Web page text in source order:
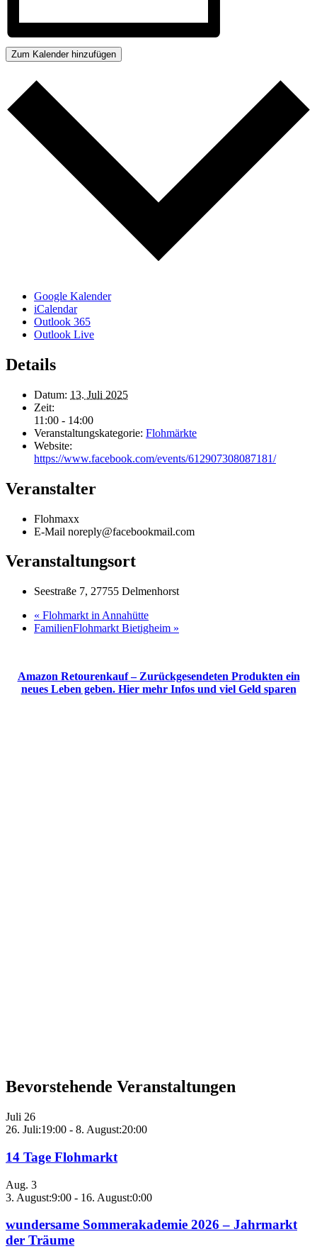
Zum Kalender hinzufügen
Google Kalender
iCalendar
Outlook 365
Outlook Live
Details
Datum: 13. Juli 2025
Zeit:
11:00 - 14:00
Veranstaltungskategorie: Flohmärkte
Website:
https://www.facebook.com/events/612907308087181/
Veranstalter
Flohmaxx
E-Mail noreply@facebookmail.com
Veranstaltungsort
Seestraße 7, 27755 Delmenhorst
« Flohmarkt in Annahütte
FamilienFlohmarkt Bietigheim »
Amazon Retourenkauf – Zurückgesendeten Produkten ein
neues Leben geben. Hier mehr Infos und viel Geld sparen
Bevorstehende Veranstaltungen
Juli 26
26. Juli:19:00 - 8. August:20:00
14 Tage Flohmarkt
Aug. 3
3. August:9:00 - 16. August:0:00
wundersame Sommerakademie 2026 – Jahrmarkt
der Träume